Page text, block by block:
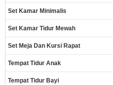
Set Kamar Minimalis
Set Kamar Tidur Mewah
Set Meja Dan Kursi Rapat
Tempat Tidur Anak
Tempat Tidur Bayi